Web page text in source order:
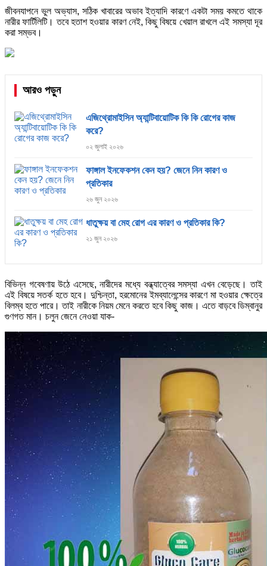
জীবনযাপনে ভুল অভ্যাস, সঠিক খাবারের অভাব ইত্যাদি কারণে একটা সময় কমতে থাকে
নারীর ফার্টিলিটি। তবে হতাশ হওয়ার কারণ নেই, কিছু বিষয়ে খেয়াল রাখলে এই সমস্যা দূর
করা সম্ভব।
আরও পড়ুন
এজিথ্রোমাইসিন অ্যান্টিবায়োটিক কি কি রোগের কাজ
করে?
০২ জুলাই ২০২৬
ফাঙ্গাল ইনফেকশন কেন হয়? জেনে নিন কারণ ও
প্রতিকার
২৬ জুন ২০২৬
ধাতুক্ষয় বা মেহ রোগ এর কারণ ও প্রতিকার কি?
২১ জুন ২০২৬
বিভিন্ন গবেষণায় উঠে এসেছে, নারীদের মধ্যে বন্ধ্যাত্বের সমস্যা এখন বেড়েছে। তাই
এই বিষয়ে সতর্ক হতে হবে। দুশ্চিন্তা, হরমোনের ইমব্যালেন্সের কারণে মা হওয়ার ক্ষেত্রে
বিলম্ব হতে পারে। তাই নারীকে নিয়ম মেনে করতে হবে কিছু কাজ। এতে বাড়বে ডিম্বানুর
গুণগত মান। চলুন জেনে নেওয়া যাক-